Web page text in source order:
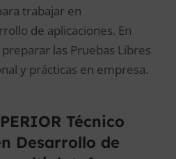
trabajar en
de aplicaciones. En
las Pruebas Libres
y prácticas en empresa.
Técnico
Desarrollo de